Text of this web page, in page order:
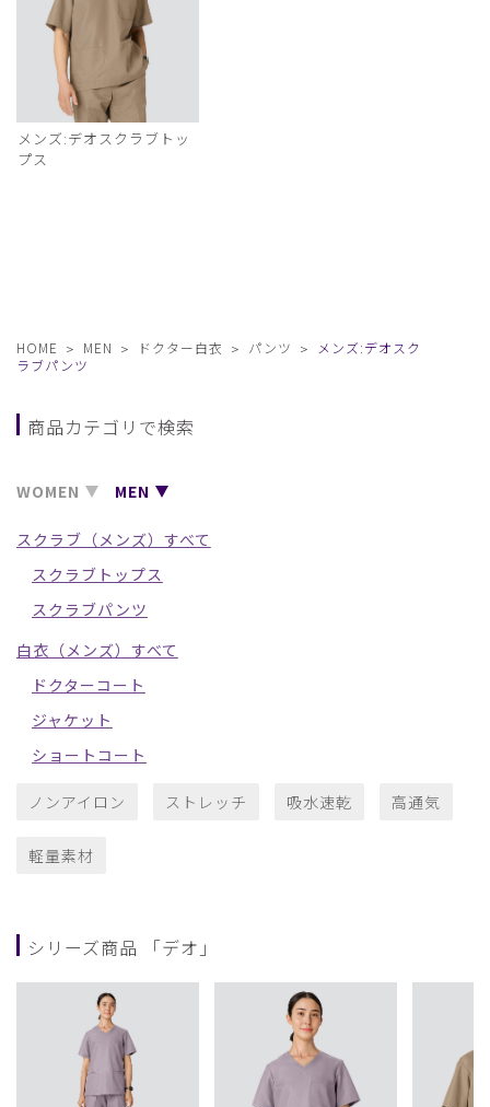
メンズ:デオスクラブトッ
プス
HOME MEN ドクター白衣 パンツ
メンズ:デオスク
ラブパンツ
商品カテゴリで検索
WOMEN MEN
スクラブ（メンズ）すべて
スクラブトップス
スクラブパンツ
白衣（メンズ）すべて
ドクターコート
ジャケット
ショートコート
ノンアイロン ストレッチ 吸水速乾 高通気
軽量素材
シリーズ商品 「デオ」